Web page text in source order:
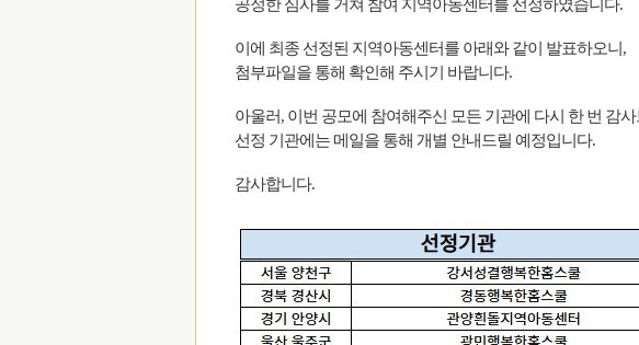
공정한 심사를 거쳐 참여 지역아동센터를 선정하였습니다.
이에 최종 선정된 지역아동센터를 아래와 같이 발표하오니,
첨부파일을 통해 확인해 주시기 바랍니다.
아울러, 이번 공모에 참여해주신 모든 기관에 다시 한 번 감
선정 기관에는 메일을 통해 개별 안내드릴 예정입니다.
감사합니다.